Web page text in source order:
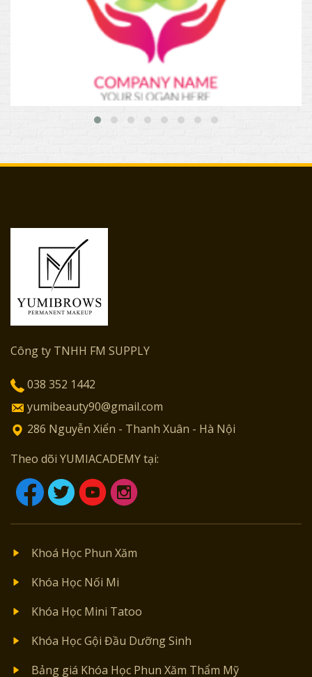
Công ty TNHH FM SUPPLY
038 352 1442
yumibeauty90@gmail.com
286 Nguyễn Xiển - Thanh Xuân - Hà Nội
Theo dõi YUMIACADEMY tại:
Khoá Học Phun Xăm
Khóa Học Nối Mi
Khóa Học Mini Tatoo
Khóa Học Gội Đầu Dưỡng Sinh
Bảng giá Khóa Học Phun Xăm Thẩm Mỹ